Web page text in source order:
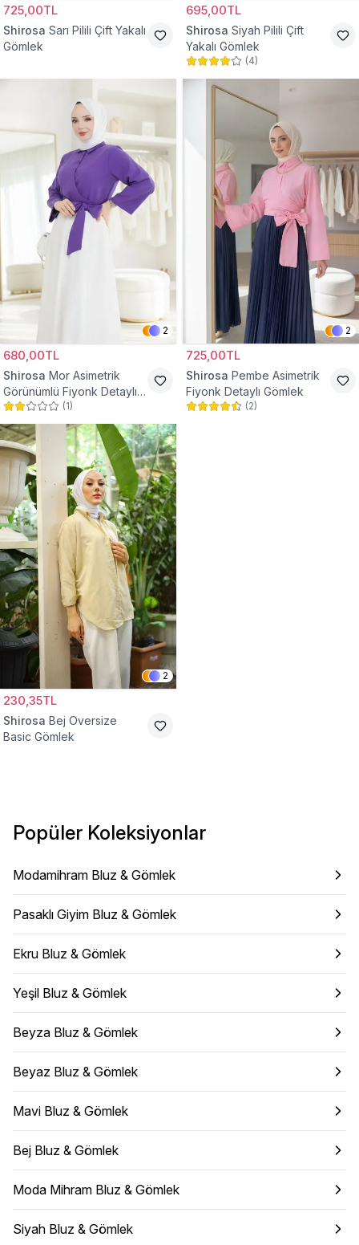
725,00TL
Shirosa Sarı Pilili Çift Yakalı
Gömlek
695,00TL
Shirosa Siyah Pilili Çift
Yakalı Gömlek
(4)
2
680,00TL
Shirosa Mor Asimetrik
Görünümlü Fiyonk Detaylı
Gömlek
(1)
2
725,00TL
Shirosa Pembe Asimetrik
Fiyonk Detaylı Gömlek
(2)
2
230,35TL
Shirosa Bej Oversize
Basic Gömlek
Popüler Koleksiyonlar
Modamihram Bluz & Gömlek
Pasaklı Giyim Bluz & Gömlek
Ekru Bluz & Gömlek
Yeşil Bluz & Gömlek
Beyza Bluz & Gömlek
Beyaz Bluz & Gömlek
Mavi Bluz & Gömlek
Bej Bluz & Gömlek
Moda Mihram Bluz & Gömlek
Siyah Bluz & Gömlek